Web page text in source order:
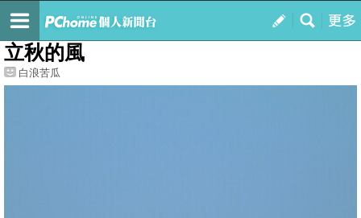
我的
最新文章
立秋的風
白浪苦瓜